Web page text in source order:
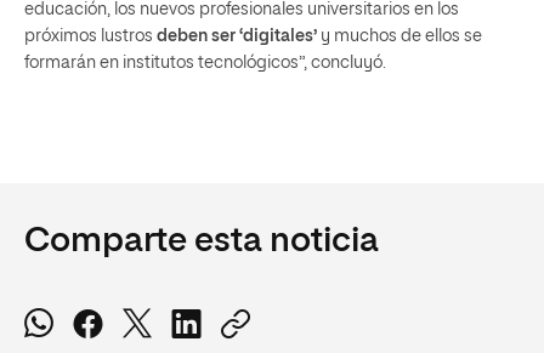
educación, los nuevos profesionales universitarios en los
próximos lustros deben ser ‘digitales’ y muchos de ellos se
formarán en institutos tecnológicos”, concluyó.
Comparte esta noticia